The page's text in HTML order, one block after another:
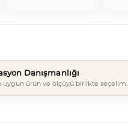
Danışmanlığı
uygun ürün ve ölçüyü birlikte seçelim.